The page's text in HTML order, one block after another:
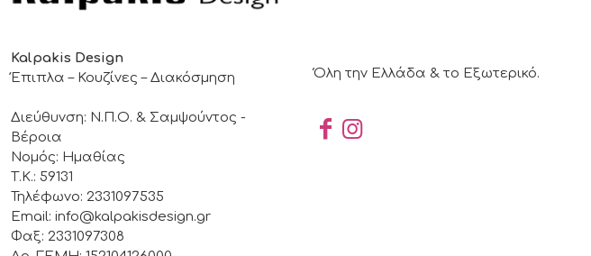
Kalpakis Design
Έπιπλα – Κουζίνες – Διακόσμηση
Διεύθυνση: Ν.Π.Ο. & Σαμψούντος -
Βέροια
Νομός: Ημαθίας
Τ.Κ.: 59131
Τηλέφωνο: 2331097535
Email: info@kalpakisdesign.gr
Φαξ: 2331097308
Όλη την Ελλάδα & το Εξωτερικό.